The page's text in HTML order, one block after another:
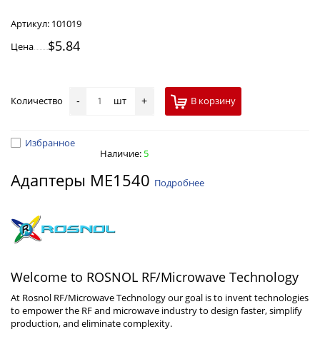
Артикул: 101019
Цена
$5.84
Количество - шт + В корзину
Избранное
Наличие: 5
Адаптеры ME1540 Подробнее
Welcome to ROSNOL RF/Microwave Technology
At Rosnol RF/Microwave Technology our goal is to invent technologies
to empower the RF and microwave industry to design faster, simplify
production, and eliminate complexity.